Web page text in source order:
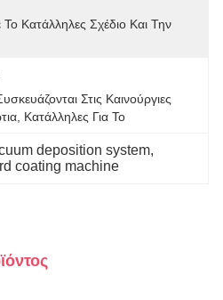
Το Κατάλληλες Σχέδιο Και Την
Στις Καινούργιες
Κατάλληλες Για Το
deposition system,
coating machine